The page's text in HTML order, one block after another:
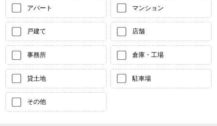
アパート マンション
戸建て 店舗
事務所 倉庫・工場
貸土地 駐車場
その他